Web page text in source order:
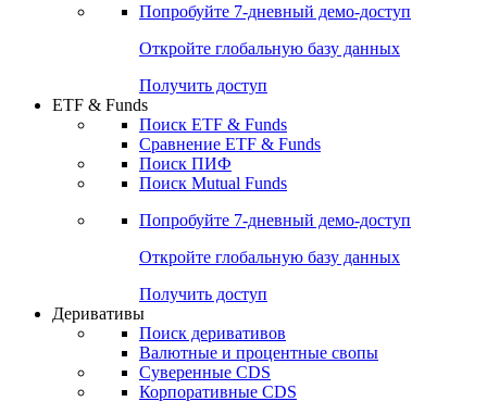
Попробуйте 7-дневный демо-доступ
Откройте глобальную базу данных
Получить доступ
ETF & Funds
Поиск ETF & Funds
Сравнение ETF & Funds
Поиск ПИФ
Поиск Mutual Funds
Попробуйте 7-дневный демо-доступ
Откройте глобальную базу данных
Получить доступ
Деривативы
Поиск деривативов
Валютные и процентные свопы
Суверенные CDS
Корпоративные CDS